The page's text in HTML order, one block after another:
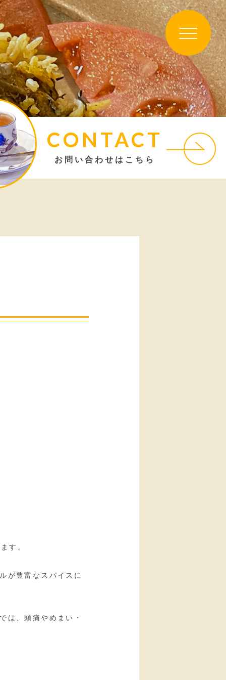
CONTACT
お問い合わせはこちら
す。
が豊富なスパイスに
は、頭痛やめまい・